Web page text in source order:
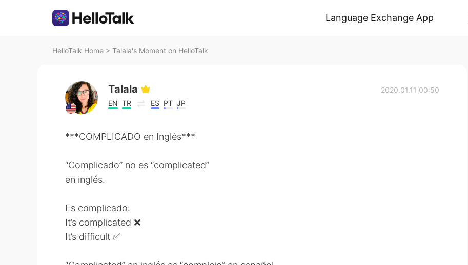
Language Exchange App
HelloTalk Home > Talala's Moment on HelloTalk
Talala
EN TR ES PT JP
2020.01.11 00:50
***COMPLICADO en Inglés***
“Complicado” no es “complicated”
en inglés.
Es complicado:
It’s complicated ❌
It’s difficult ✅